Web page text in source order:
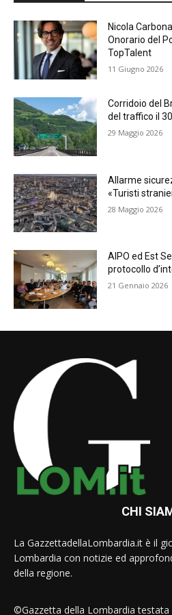
Nicola
Onorario del
TopTalent
11 Giugno 2026
Corridoio del
del traffico il
29 Maggio 2026
Allarme
«Turisti
28 Maggio 2026
AIPO ed Est
protocollo
21 Gennaio 2026
CHI
La GazzettadellaLombardia.it è il
Lombardia con notizie ed
della regione.
©Gazzetta della Lombardia